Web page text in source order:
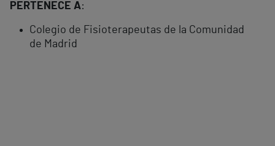
PERTENECE A:
Colegio de Fisioterapeutas de la Comunidad
de Madrid